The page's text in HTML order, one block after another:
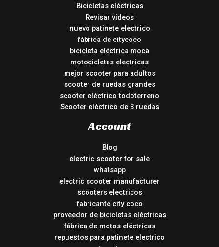
Bicicletas eléctricas
Revisar vídeos
nuevo patinete electrico
fábrica de citycoco
bicicleta eléctrica moca
motocicletas electricas
mejor scooter para adultos
scooter de ruedas grandes
scooter eléctrico todoterreno
Scooter eléctrico de 3 ruedas
Account
Blog
electric scooter for sale
whatsapp
electric scooter manufacturer
scooters electricos
fabricante city coco
proveedor de bicicletas eléctricas
fábrica de motos eléctricas
repuestos para patinete electrico